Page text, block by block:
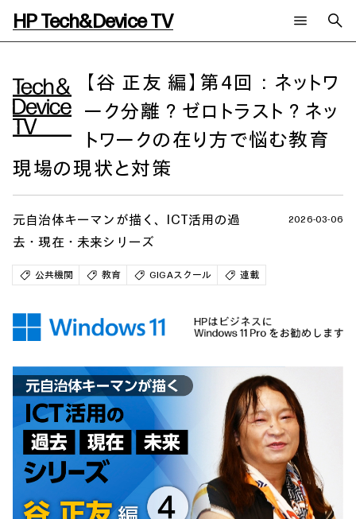
HP Tech&Device TV
全てのコンテンツ
チャンネル
AIの進化と活用事例
製品トレンド & レビュー
サイバーセキュリティ
教育とテクノロジー
自治体・公共
ハイブリッドワーク
プリンター
事例
イベントレポート
AI PC
AIワークステーション
Poly
タグ一覧
コラム一覧
日本HP 公式Webサイト
HP Tech&Device TV 内のコンテンツを検索します。
【谷 正友 編】第4回：ネットワ
ーク分離？ゼロトラスト？ネッ
トワークの在り方で悩む教育
現場の現状と対策
元自治体キーマンが描く、ICT活用の過
去・現在・未来シリーズ
2026-03-06
公共機関 教育 GIGAスクール 連載